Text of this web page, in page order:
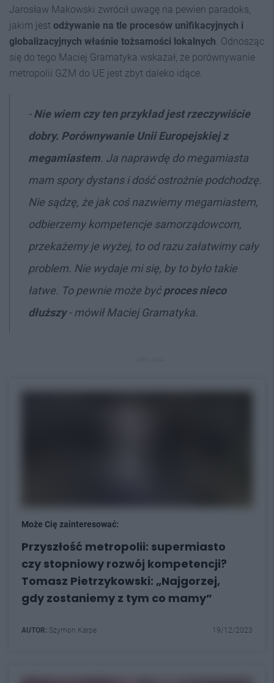
Jarosław Makowski zwrócił uwagę na pewien paradoks,
jakim jest odżywanie na tle procesów unifikacyjnych i
globalizacyjnych właśnie tożsamości lokalnych. Odnosząc
się do tego Maciej Gramatyka wskazał, że porównywanie
metropolii GZM do UE jest zbyt daleko idące.
-Nie wiem czy ten przykład jest rzeczywiście
dobry. Porównywanie Unii Europejskiej z
megamiastem. Ja naprawdę do megamiasta
mam spory dystans i dość ostrożnie podchodzę.
Nie sądzę, że jak coś nazwiemy megamiastem,
odbierzemy kompetencje samorządowcom,
przekażemy je wyżej, to od razu załatwimy cały
problem. Nie wydaje mi się, by to było takie
łatwe. To pewnie może byćproces nieco
dłuższy- mówił Maciej Gramatyka.
Może Cię zainteresować:
Przyszłość metropolii: supermiasto
czy stopniowy rozwój kompetencji?
Tomasz Pietrzykowski: „Najgorzej,
gdy zostaniemy z tym co mamy”
AUTOR: Szymon Karpe 19/12/2023